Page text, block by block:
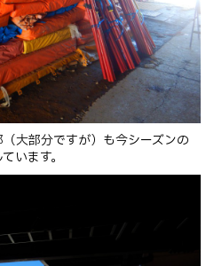
大部分ですが）も今シーズンの
います。